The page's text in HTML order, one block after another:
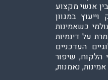
אנשי מקצוע
במגוון
כשאמינות
על דינמיות
העדכניים
הלקוח, שיפור
נאמנות,